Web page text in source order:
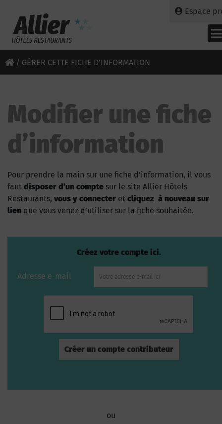
Espace
/ GÉRER CETTE FICHE D’INFORMATION
Modifier une fiche
d’information
Pour prendre la main sur une fiche d’information, il vous
faut disposer d’un compte sur le site Allier Hôtels
Restaurants, vous y connecter et cliquez à nouveau sur
lien que vous venez d’utiliser sur la fiche souhaitée.
Créez votre compte ici.
Adresse e-mail
ou